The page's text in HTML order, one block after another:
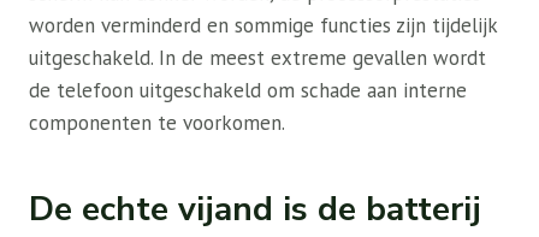
worden verminderd en sommige functies zijn tijdelijk
uitgeschakeld. In de meest extreme gevallen wordt
de telefoon uitgeschakeld om schade aan interne
componenten te voorkomen.
De echte vijand is de batterij